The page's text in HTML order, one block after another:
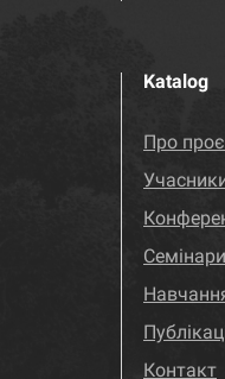
Katalog
Про
Семінари
Контакт